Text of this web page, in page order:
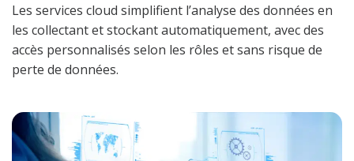
Les services cloud simplifient l’analyse des données en
les collectant et stockant automatiquement, avec des
accès personnalisés selon les rôles et sans risque de
perte de données.